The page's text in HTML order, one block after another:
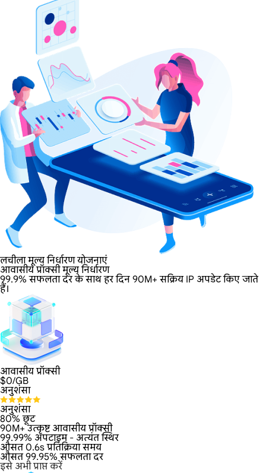
लचीला मूल्य निर्धारण योजनाएं
आवासीय प्रॉक्सी मूल्य निर्धारण
99.9% सफलता दर के साथ हर दिन 90M+ सक्रिय IP अपडेट किए जाते
हैं।
आवासीय प्रॉक्सी
$0/GB
अनुशंसा
अनुशंसा
80% छूट
90M+ उत्कृष्ट आवासीय प्रॉक्सी
99.99% अपटाइम - अत्यंत स्थिर
औसत 0.6s प्रतिक्रिया समय
औसत 99.95% सफलता दर
इसे अभी प्राप्त करें